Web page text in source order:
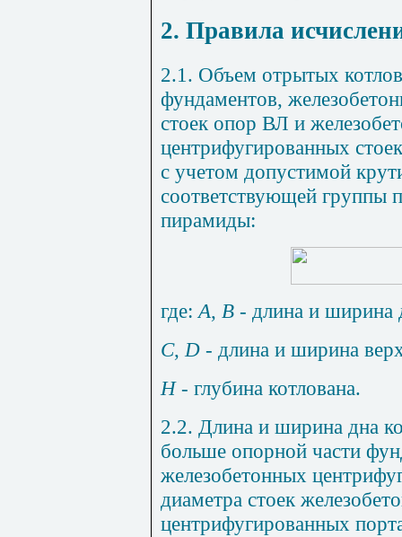
2. Правила
2.1. Объем отрытых
фундаментов,
стоек опор ВЛ и
центрифугированных
с учетом допустимой
соответствующей группы
пирамиды:
где:А, В - длина и ширина
С,D - длина и ширина
Н- глубина котлована.
2.2. Длина и ширина дна
больше опорной части
железобетонных
диаметра стоек
центрифугированных